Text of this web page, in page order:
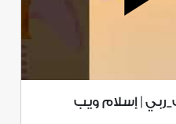
| إسلام ويب